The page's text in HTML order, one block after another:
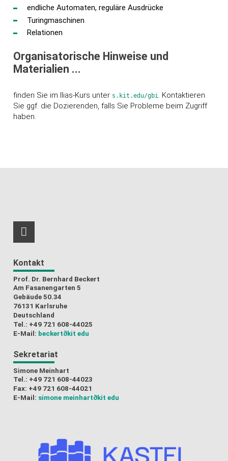
endliche Automaten, reguläre Ausdrücke
Turingmaschinen
Relationen
Organisatorische Hinweise und
Materialien ...
finden Sie im Ilias-Kurs unter s.kit.edu/gbi. Kontaktieren
Sie ggf. die Dozierenden, falls Sie Probleme beim Zugriff
haben.
RSS-Feed
Kontakt
Prof. Dr. Bernhard Beckert
Am Fasanengarten 5
Gebäude 50.34
76131 Karlsruhe
Deutschland
Tel.: +49 721 608-44025
E-Mail: beckert∂kit edu
Sekretariat
Simone Meinhart
Tel.: +49 721 608-44023
Fax: +49 721 608-44021
E-Mail: simone meinhart∂kit edu